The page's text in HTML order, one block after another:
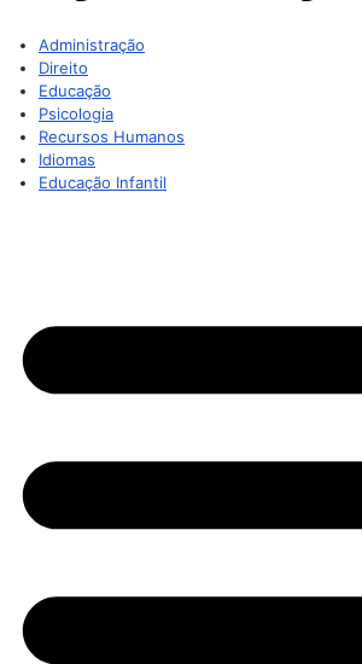
Administração
Direito
Educação
Psicologia
Recursos Humanos
Idiomas
Educação Infantil